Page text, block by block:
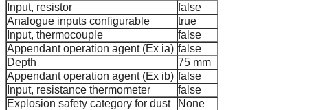
Input, resistor
false
Analogue inputs configurable
true
Input, thermocouple
false
Appendant operation agent (Ex ia) false
Depth
75 mm
Appendant operation agent (Ex ib) false
Input, resistance thermometer
false
Explosion safety category for dust
None